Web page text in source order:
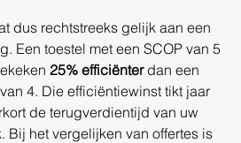
dus rechtstreeks gelijk aan een
Een toestel met een SCOP van 5
25% efficiënter dan een
4. Die efficiëntiewinst tikt jaar
de terugverdientijd van uw
Bij het vergelijken van offertes is